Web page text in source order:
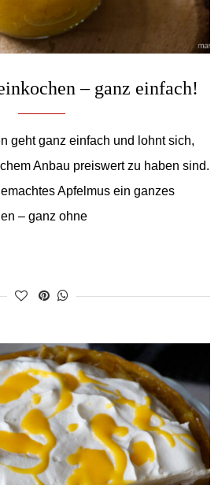
– ganz einfach!
geht ganz einfach und lohnt sich,
Anbau preiswert zu haben sind.
Apfelmus ein ganzes
– ganz ohne